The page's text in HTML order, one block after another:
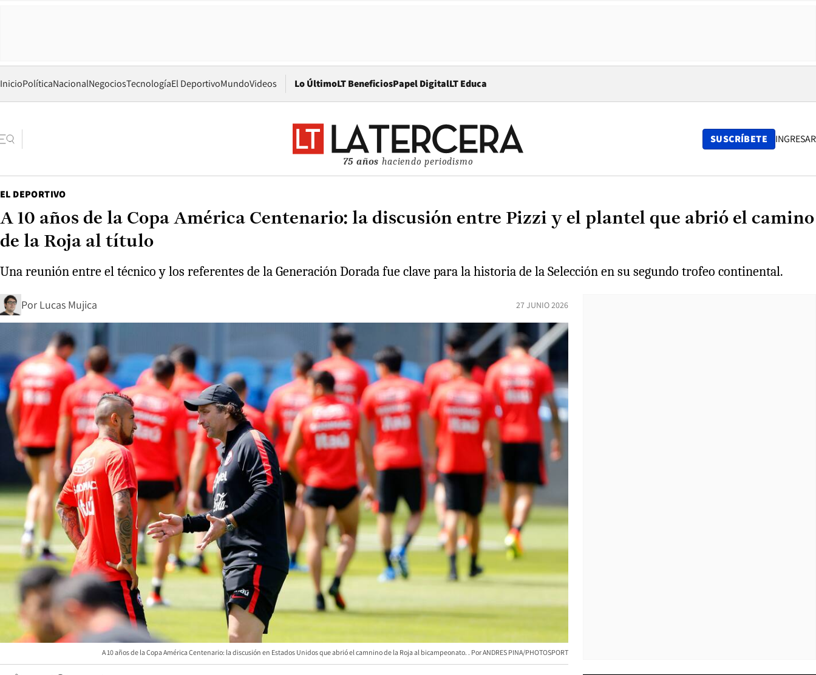
InicioPolíticaNacionalNegociosTecnologíaEl DeportivoMundoVideos Lo ÚltimoLT BeneficiosPapel DigitalOpens in new window
LT Educa
75 años haciendo periodismo
SUSCRÍBETE INGRESAR
EL DEPORTIVO
A 10 años de la Copa América Centenario: la discusión entre Pizzi y el plantel que abrió el camino
de la Roja al título
Una reunión entre el técnico y los referentes de la Generación Dorada fue clave para la historia de la Selección en su segundo trofeo continental.
Por Lucas Mujica 27 JUNIO 2026
A 10 años de la Copa América Centenario: la discusión en Estados Unidos que abrió el camnino de la Roja al bicampeonato. ANDRES PINA/PHOTOSPORT